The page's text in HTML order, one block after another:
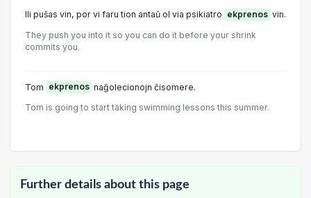
Ili puŝas vin, por vi faru tion antaŭ ol via psikiatro ekprenos vin.
They push you into it so you can do it before your shrink
commits you.
Tom ekprenos naĝolecionojn ĉisomere.
Tom is going to start taking swimming lessons this summer.
Further details about this page